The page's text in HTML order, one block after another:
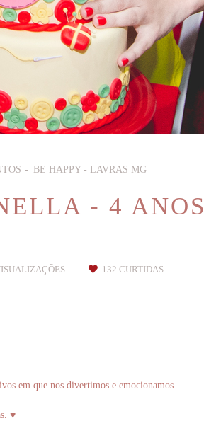
BE HAPPY - LAVRAS MG
- 4 ANOS
132 CURTIDAS
em que nos divertimos e emocionamos.
♥